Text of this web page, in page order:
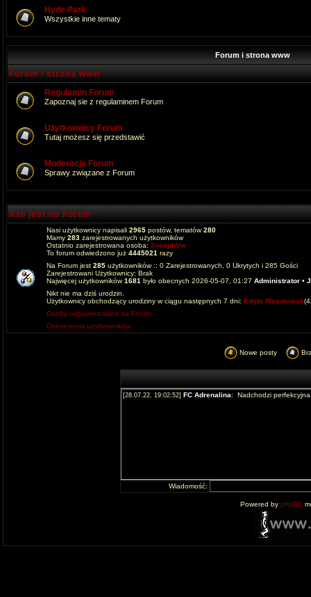
Hyde Park
Wszystkie inne tematy
Forum i strona www
Forum i strona www
Regulamin Forum
Zapoznaj sie z regulaminem Forum
Użytkownicy Forum
Tutaj możesz się przedstawić
Moderacja Forum
Sprawy związane z Forum
Kto jest na Forum
Nasi użytkownicy napisali 2965 postów, tematów280
Mamy 283 zarejestrowanych użytkowników
Ostatnio zarejestrowana osoba: JoesphVw
To forum odwiedzono już 4445021 razy
Na Forum jest 285 użytkowników :: 0 Zarejestrowanych, 0 Ukrytych i 285 Gości
Zarejestrowani Użytkownicy: Brak
Najwięcej użytkowników1681 było obecnych 2026-05-07, 01:27 Administrator •
Nikt nie ma dziś urodzin.
Użytkownicy obchodzący urodziny w ciągu następnych 7 dni: Edyta Wesolowsk
Osoby odpowiedzialne za Forum
Ostrzeżenia użytkowników
Nowe posty
Wiadomość:
Powered by phpBB